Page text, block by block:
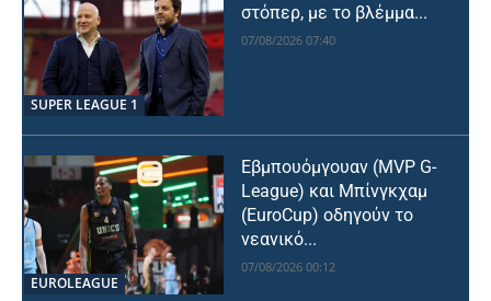
SUPER LEAGUE 1
στόπερ, με το βλέμμα...
07/08/2026 07:40
EUROLEAGUE
Εβμπουόμγουαν (MVP G-
League) και Μπίνγκχαμ
(EuroCup) οδηγούν το
νεανικό...
07/08/2026 00:12